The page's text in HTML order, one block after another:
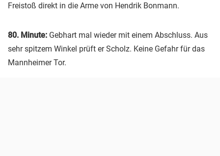
Freistoß direkt in die Arme von Hendrik Bonmann.
80. Minute: Gebhart mal wieder mit einem Abschluss. Aus
sehr spitzem Winkel prüft er Scholz. Keine Gefahr für das
Mannheimer Tor.